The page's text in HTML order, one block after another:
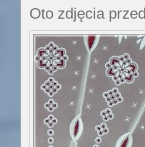
Oto zdjęcia